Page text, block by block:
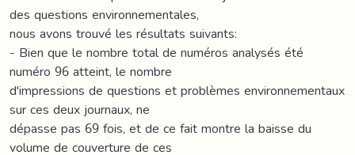
des questions environnementales,
nous avons trouvé les résultats suivants:
- Bien que le nombre total de numéros analysés été
numéro 96 atteint, le nombre
d'impressions de questions et problèmes environnementaux
sur ces deux journaux, ne
dépasse pas 69 fois, et de ce fait montre la baisse du
volume de couverture de ces